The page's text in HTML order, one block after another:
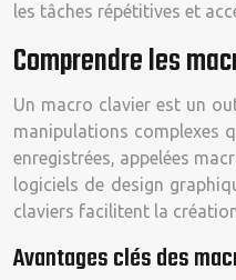
les tâches répétitives et
Comprendre les
Un macro clavier est un
manipulations complexes
enregistrées, appelées
logiciels de design
claviers facilitent la
Avantages clés des